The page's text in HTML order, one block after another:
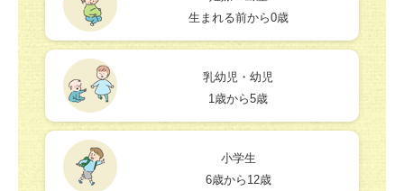
生まれる前から0歳
乳幼児・幼児
1歳から5歳
小学生
6歳から12歳